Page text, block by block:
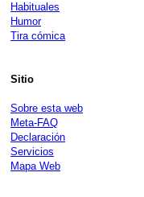
Habituales
Humor
Tira cómica
Sitio
Sobre esta web
Meta-FAQ
Declaración
Servicios
Mapa Web